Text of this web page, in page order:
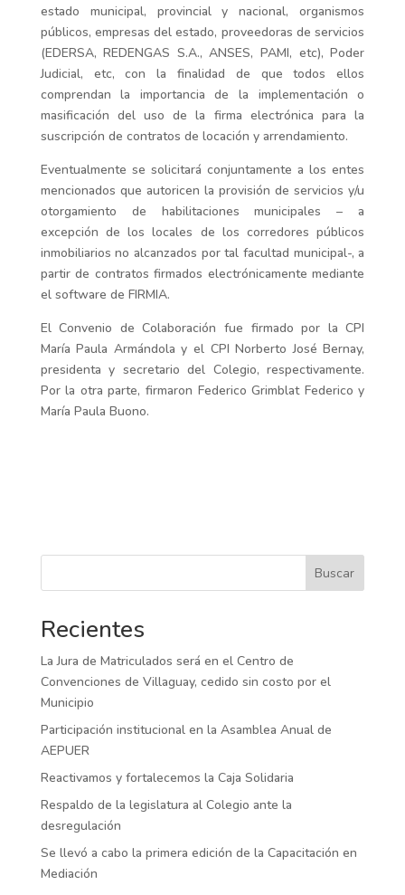
estado municipal, provincial y nacional, organismos
públicos, empresas del estado, proveedoras de servicios
(EDERSA, REDENGAS S.A., ANSES, PAMI, etc), Poder
Judicial, etc, con la finalidad de que todos ellos
comprendan la importancia de la implementación o
masificación del uso de la firma electrónica para la
suscripción de contratos de locación y arrendamiento.
Eventualmente se solicitará conjuntamente a los entes
mencionados que autoricen la provisión de servicios y/u
otorgamiento de habilitaciones municipales – a
excepción de los locales de los corredores públicos
inmobiliarios no alcanzados por tal facultad municipal-, a
partir de contratos firmados electrónicamente mediante
el software de FIRMIA.
El Convenio de Colaboración fue firmado por la CPI
María Paula Armándola y el CPI Norberto José Bernay,
presidenta y secretario del Colegio, respectivamente.
Por la otra parte, firmaron Federico Grimblat Federico y
María Paula Buono.
Buscar
Recientes
La Jura de Matriculados será en el Centro de
Convenciones de Villaguay, cedido sin costo por el
Municipio
Participación institucional en la Asamblea Anual de
AEPUER
Reactivamos y fortalecemos la Caja Solidaria
Respaldo de la legislatura al Colegio ante la
desregulación
Se llevó a cabo la primera edición de la Capacitación en
Mediación